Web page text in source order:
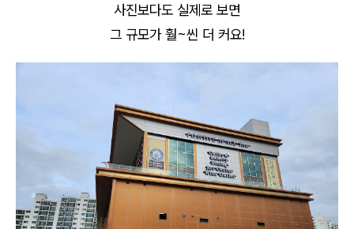
사진보다도 실제로 보면
그 규모가 훨~씬 더 커요!